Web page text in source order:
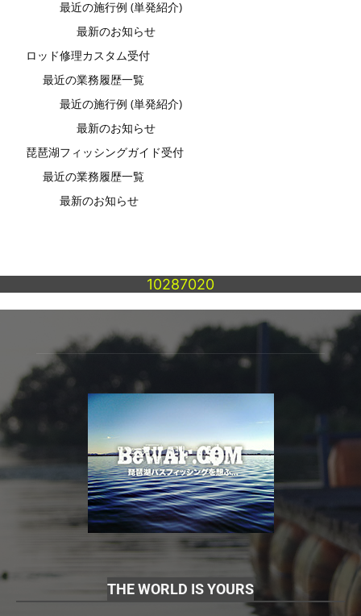
最近の施行例 (単発紹介)
最新のお知らせ
ロッド修理カスタム受付
最近の業務履歴一覧
最近の施行例 (単発紹介)
最新のお知らせ
琵琶湖フィッシングガイド受付
最近の業務履歴一覧
最新のお知らせ
10287020
THE WORLD IS YOURS